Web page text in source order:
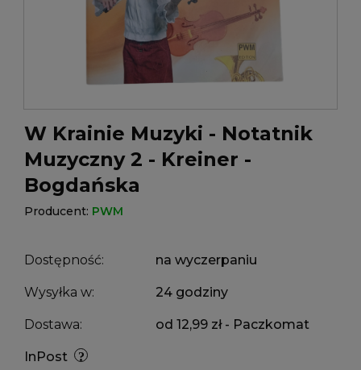
W Krainie Muzyki - Notatnik
Muzyczny 2 - Kreiner -
Bogdańska
Producent: PWM
Dostępność: na wyczerpaniu
Wysyłka w: 24 godziny
Dostawa: od 12,99 zł - Paczkomat
InPost